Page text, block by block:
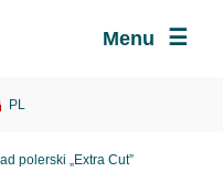
Menu
polerski „Extra Cut”